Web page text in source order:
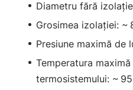
Diametru fără
Grosimea izolaţiei: ~
Presiune maximă de
Temperatura
termosistemului: ~ 95